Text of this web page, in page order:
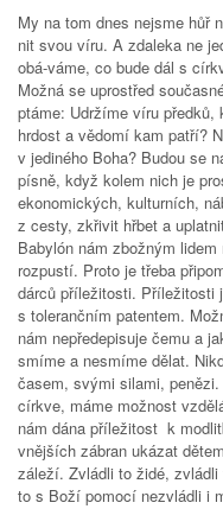
My na tom dnes nejsme hůř
nit svou víru. A zdaleka ne
obá-váme, co bude dál s
Možná se uprostřed
ptáme: Udržíme víru
hrdost a vědomí kam patří?
v jediného Boha? Budou se
písně, když kolem nich je
ekonomických, kulturních,
z cesty, zkřivit hřbet a
Babylón nám zbožným
rozpustí. Proto je třeba
dárců příležitosti. Příležitosti
s tolerančním patentem.
nám nepředepisuje čemu a
smíme a nesmíme dělat.
časem, svými silami,
církve, máme možnost
nám dána příležitost k
vnějších zábran ukázat
záleží. Zvládli to židé,
to s Boží pomocí nezvládli i